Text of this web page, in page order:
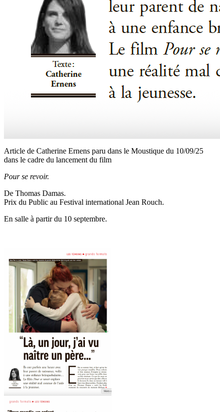
Article de Catherine Ernens paru dans le Moustique du 10/09/25
dans le cadre du lancement du film
Pour se revoir.
De Thomas Damas.
Prix du Public au Festival international Jean Rouch.
En salle à partir du 10 septembre.